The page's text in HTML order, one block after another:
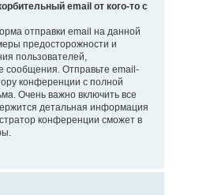
email от кого-то с
отправки email на данной
предосторожности и
пользователей,
Отправьте email-
конференции с полной
Очень важно включить все
детальная информация
конференции сможет в